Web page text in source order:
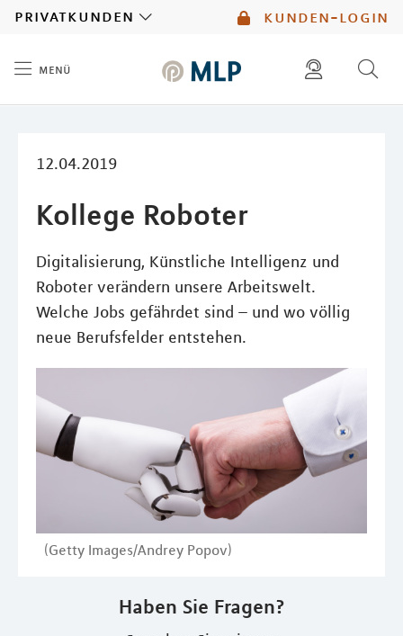
kunden-login
privatkunden
menü
12.04.2019
Kollege Roboter
Digitalisierung, Künstliche Intelligenz und
Roboter verändern unsere Arbeitswelt.
Welche Jobs gefährdet sind – und wo völlig
neue Berufsfelder entstehen.
(Getty Images/Andrey Popov)
Haben Sie Fragen?